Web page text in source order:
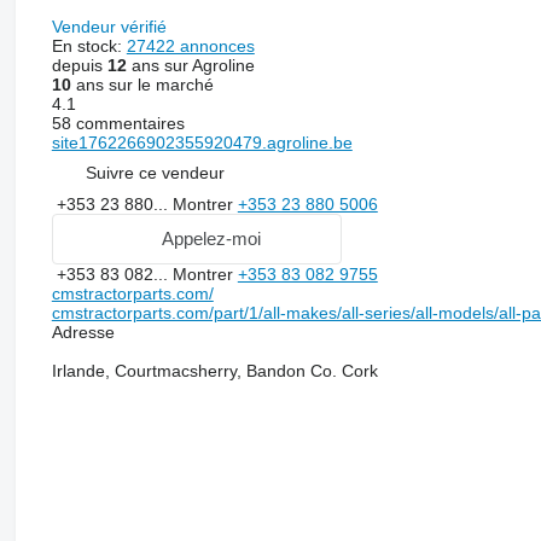
Vendeur vérifié
En stock: 27422 annonces
depuis 12ans sur Agroline
10ans sur le marché
4.1
58 commentaires
site1762266902355920479.agroline.be
Suivre ce vendeur
+353 23 880... Montrer +353 23 880 5006
Appelez-moi
+353 83 082... Montrer +353 83 082 9755
cmstractorparts.com/
cmstractorparts.com/part/1/all-makes/all-series/all-models/all-
Adresse
Irlande, Courtmacsherry, Bandon Co. Cork